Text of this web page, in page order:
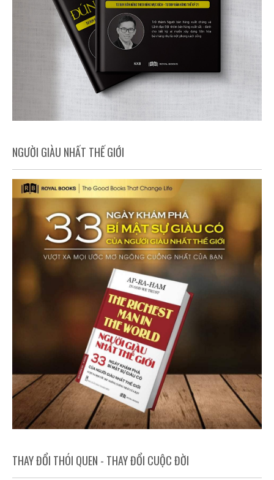
NGƯỜI GIÀU NHẤT THẾ GIỚI
THAY ĐỔI THÓI QUEN - THAY ĐỔI CUỘC ĐỜI